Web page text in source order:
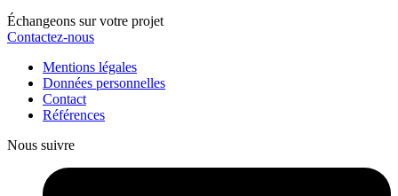
Échangeons sur votre projet
Contactez-nous
Mentions légales
Données personnelles
Contact
Références
Nous suivre